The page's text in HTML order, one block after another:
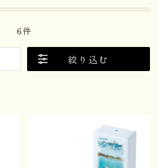
6件
絞り込む